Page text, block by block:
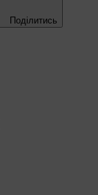
Поділитись